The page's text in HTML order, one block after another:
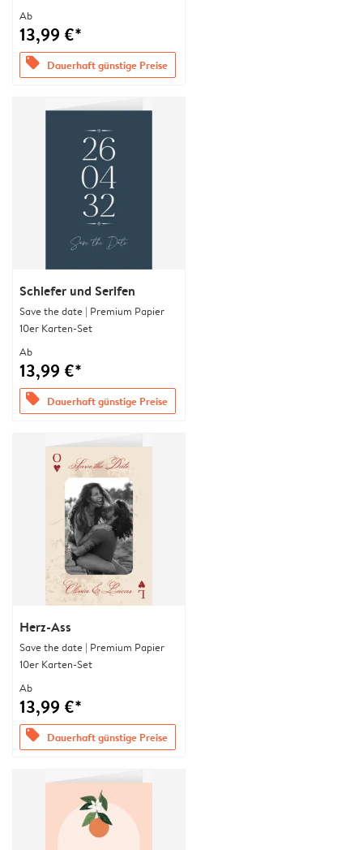
Ab
13,99 €*
offers Dauerhaft günstige Preise
Schiefer und Serifen
Save the date | Premium Papier
10er Karten-Set
Ab
13,99 €*
offers Dauerhaft günstige Preise
Herz-Ass
Save the date | Premium Papier
10er Karten-Set
Ab
13,99 €*
offers Dauerhaft günstige Preise